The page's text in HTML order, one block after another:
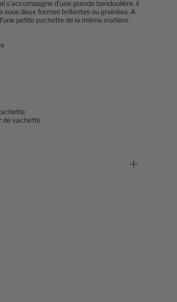
s’accompagne d’une grande bandoulière, il
deux formes brillantes ou grainées. A
petite pochette de la même matière.
de vachette